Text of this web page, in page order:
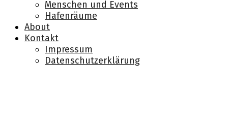
Menschen und Events
Hafenräume
About
Kontakt
Impressum
Datenschutzerklärung